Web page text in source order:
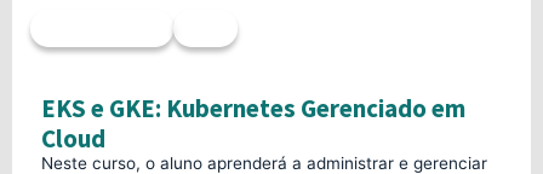
EKS e GKE: Kubernetes Gerenciado em
Cloud
Neste curso, o aluno aprenderá a administrar e gerenciar